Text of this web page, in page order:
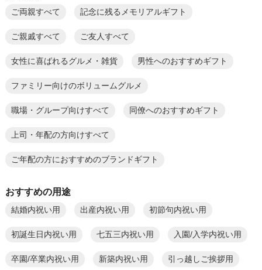
ご両親すべて 記念に残るメモリアルギフト
ご親戚すべて ご友人すべて
女性に喜ばれるグルメ・雑貨 男性へのおすすめギフト
ファミリー向けのボリュームグルメ
職場・グループ向けすべて 同僚へのおすすめギフト
上司・年配の方向けすべて
ご年配の方におすすめのブランドギフト
おすすめの用途
結婚内祝い用 出産内祝い用 初節句内祝い用
初誕生日内祝い用 七五三内祝い用 入園/入学内祝い用
卒園/卒業内祝い用 新築内祝い用 引っ越しご挨拶用